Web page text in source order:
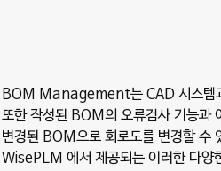
BOM Management는 CAD 시스템과
또한 작성된 BOM의 오류검사 기능과
변경된 BOM으로 회로도를 변경할 수
WisePLM 에서 제공되는 이러한 다양